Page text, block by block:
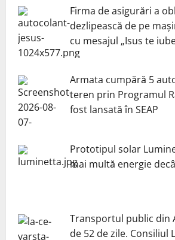
Firma de asigurări a
dezlipească de pe
cu mesajul „Isus te
Armata cumpără 5
teren prin Programul
fost lansată în SEAP
Prototipul solar
mai multă energie
Transportul public din
de 52 de zile. Consiliul